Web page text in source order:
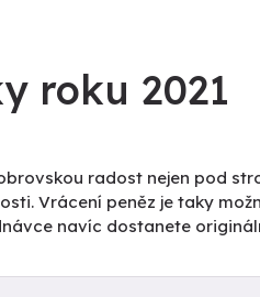
roku 2021
radost nejen pod
Vrácení peněz je taky
navíc dostanete